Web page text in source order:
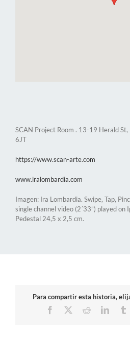
SCAN Project Room . 13-19 Herald
6JT
https://www.scan-arte.com
www.iralombardia.com
Imagen: Ira Lombardia. Swipe, Tap,
single channel video (2´33”) played
Pedestal 24,5 x 2,5 cm.
Para compartir esta historia,
Facebook
Reddit